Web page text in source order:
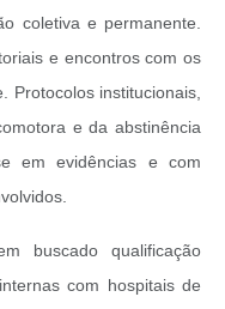
coletiva e permanente.
e encontros com os
Protocolos institucionais,
e da abstinência
em evidências e com
buscado qualificação
com hospitais de